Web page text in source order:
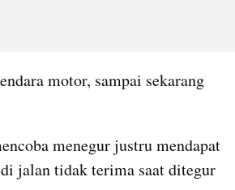
motor, sampai sekarang
menegur justru mendapat
jalan tidak terima saat ditegur